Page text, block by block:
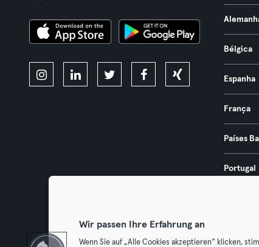
Bélgica
Espanha
França
Países
Portugal
Wir passen Ihre Erfahrung an
Wenn Sie auf „Alle Cookies akzeptieren“ klicken,